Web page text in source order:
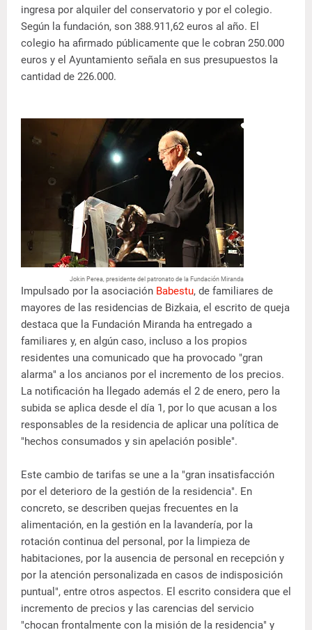
ingresa por alquiler del conservatorio y por el colegio.
Según la fundación, son 388.911,62 euros al año. El
colegio ha afirmado públicamente que le cobran 250.000
euros y el Ayuntamiento señala en sus presupuestos la
cantidad de 226.000.
Jokin Perea, presidente del patronato de la Fundación Miranda
Impulsado por la asociación Babestu, de familiares de
mayores de las residencias de Bizkaia, el escrito de queja
destaca que la Fundación Miranda ha entregado a
familiares y, en algún caso, incluso a los propios
residentes una comunicado que ha provocado "gran
alarma" a los ancianos por el incremento de los precios.
La notificación ha llegado además el 2 de enero, pero la
subida se aplica desde el día 1, por lo que acusan a los
responsables de la residencia de aplicar una política de
"hechos consumados y sin apelación posible".
Este cambio de tarifas se une a la "gran insatisfacción
por el deterioro de la gestión de la residencia". En
concreto, se describen quejas frecuentes en la
alimentación, en la gestión en la lavandería, por la
rotación continua del personal, por la limpieza de
habitaciones, por la ausencia de personal en recepción y
por la atención personalizada en casos de indisposición
puntual", entre otros aspectos. El escrito considera que el
incremento de precios y las carencias del servicio
"chocan frontalmente con la misión de la residencia" y